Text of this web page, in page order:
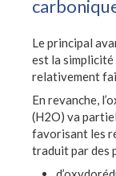
Le principal
est la
relativement
En revanche,
(H2O) va
favorisant les
traduit par des